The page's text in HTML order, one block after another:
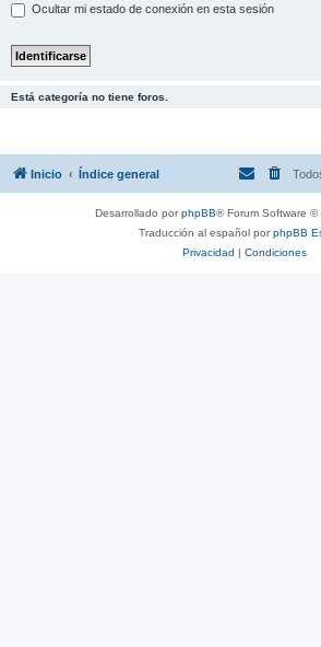
Ocultar mi estado de conexión en esta sesión
Está categoría no tiene foros.
Inicio Índice general
Desarrollado porphpBB® Forum Software ©
Traducción al español porphpBB
Privacidad | Condiciones